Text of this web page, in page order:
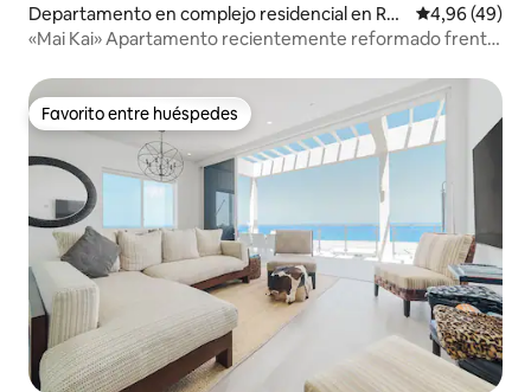
Departamento en complejo residencial en Ru
m Point
Calificación
4,96 (49)
«Mai Kai» Apartamento recientemente reformado frente
Favorito entre huéspedes
Favorito entre huéspedes